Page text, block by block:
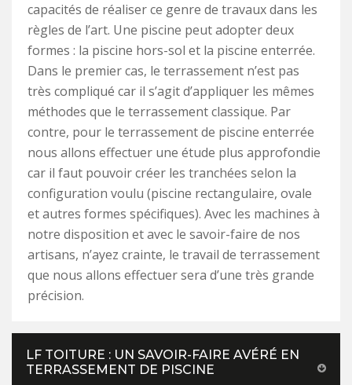
capacités de réaliser ce genre de travaux dans les
règles de l’art. Une piscine peut adopter deux
formes : la piscine hors-sol et la piscine enterrée.
Dans le premier cas, le terrassement n’est pas
très compliqué car il s’agit d’appliquer les mêmes
méthodes que le terrassement classique. Par
contre, pour le terrassement de piscine enterrée
nous allons effectuer une étude plus approfondie
car il faut pouvoir créer les tranchées selon la
configuration voulu (piscine rectangulaire, ovale
et autres formes spécifiques). Avec les machines à
notre disposition et avec le savoir-faire de nos
artisans, n’ayez crainte, le travail de terrassement
que nous allons effectuer sera d’une très grande
précision.
LF TOITURE : UN SAVOIR-FAIRE AVÉRÉ EN
TERRASSEMENT DE PISCINE